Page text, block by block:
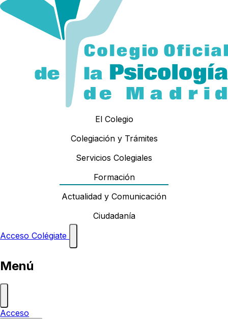
El Colegio
Colegiación y Trámites
Servicios Colegiales
Formación
Actualidad y Comunicación
Ciudadanía
Acceso Colégiate
Menú
Acceso